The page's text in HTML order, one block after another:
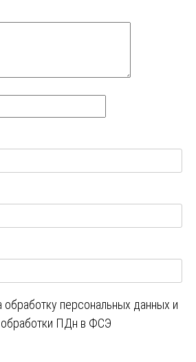
обработку персональных данных и
обработки ПДн в ФСЭ